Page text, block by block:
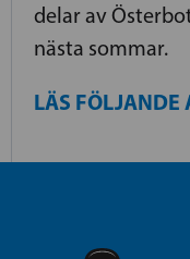
delar av
nästa sommar.
LÄS FÖLJANDE